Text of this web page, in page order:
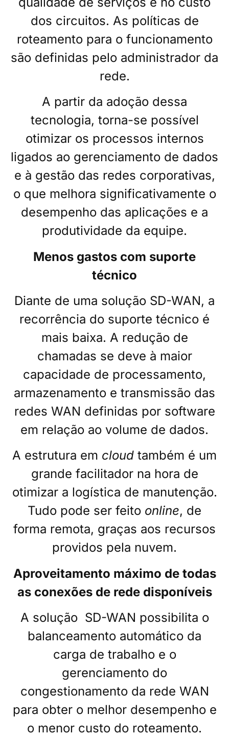
dos circuitos. As políticas de
roteamento para o funcionamento
são definidas pelo administrador da
rede.
A partir da adoção dessa
tecnologia, torna-se possível
otimizar os processos internos
ligados ao gerenciamento de dados
e à gestão das redes corporativas,
o que melhora significativamente o
desempenho das aplicações e a
produtividade da equipe.
Menos gastos com suporte
técnico
Diante de uma solução SD-WAN, a
recorrência do suporte técnico é
mais baixa. A redução de
chamadas se deve à maior
capacidade de processamento,
armazenamento e transmissão das
redes WAN definidas por software
em relação ao volume de dados.
A estrutura em cloud também é um
grande facilitador na hora de
otimizar a logística de manutenção.
Tudo pode ser feito online, de
forma remota, graças aos recursos
providos pela nuvem.
Aproveitamento máximo de todas
as conexões de rede disponíveis
A solução SD-WAN possibilita o
balanceamento automático da
carga de trabalho e o
gerenciamento do
congestionamento da rede WAN
para obter o melhor desempenho e
o menor custo do roteamento.